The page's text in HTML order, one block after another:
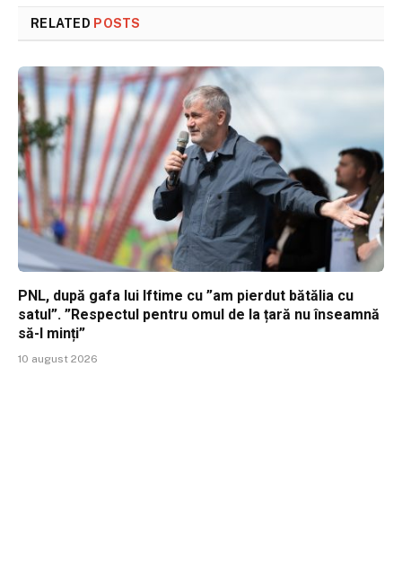
RELATED POSTS
PNL, după gafa lui Iftime cu ”am pierdut bătălia cu
satul”. ”Respectul pentru omul de la țară nu înseamnă
să-l minți”
10 august 2026